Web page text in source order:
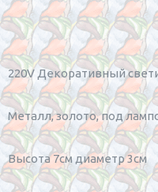
220V Декоративный
Металл, золото, под
Высота 7см диаметр 3см